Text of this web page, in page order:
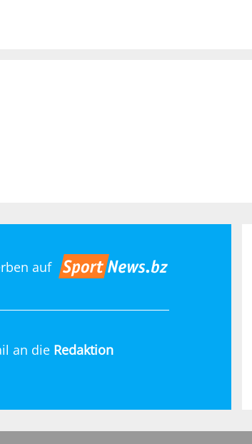
auf
an die Redaktion